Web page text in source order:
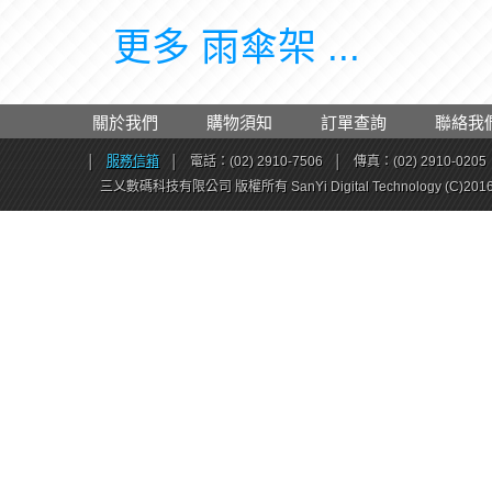
更多 雨傘架 ...
關於我們 購物須知 訂單查詢 聯絡我
服務信箱 電話：(02) 2910-7506
傳真：(02) 2910-0205
三乂數碼科技有限公司 版權所有 SanYi Digital Technology